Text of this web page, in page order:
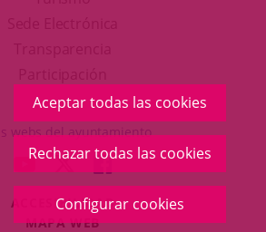
Aceptar todas las cookies
Rechazar todas las cookies
Configurar cookies
en
una
ventana
nueva.
aplicación
externa.
webs del ayuntamiento
ENLACE
A
UNA
ENLACE
A
UNA
ENLACE
A
UNA
ACCESIBILIDAD
MAPA WEB